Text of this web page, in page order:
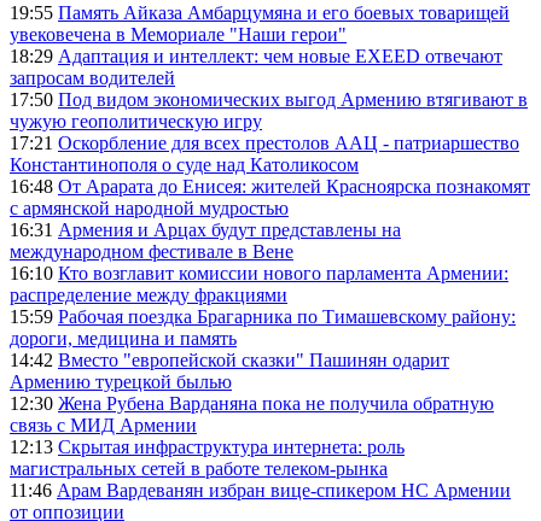
19:55 Память Айказа Амбарцумяна и его боевых товарищей
увековечена в Мемориале "Наши герои"
18:29 Адаптация и интеллект: чем новые EXEED отвечают
запросам водителей
17:50 Под видом экономических выгод Армению втягивают в
чужую геополитическую игру
17:21 Оскорбление для всех престолов ААЦ - патриаршество
Константинополя о суде над Католикосом
16:48 От Арарата до Енисея: жителей Красноярска познакомят
с армянской народной мудростью
16:31 Армения и Арцах будут представлены на
международном фестивале в Вене
16:10 Кто возглавит комиссии нового парламента Армении:
распределение между фракциями
15:59 Рабочая поездка Брагарника по Тимашевскому району:
дороги, медицина и память
14:42 Вместо "европейской сказки" Пашинян одарит
Армению турецкой былью
12:30 Жена Рубена Варданяна пока не получила обратную
связь с МИД Армении
12:13 Скрытая инфраструктура интернета: роль
магистральных сетей в работе телеком-рынка
11:46 Арам Вардеванян избран вице-спикером НС Армении
от оппозиции